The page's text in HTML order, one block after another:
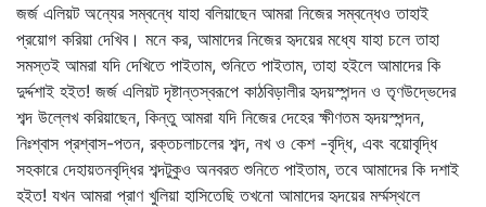
জর্জ এলিয়ট অন্যের সম্বন্ধে যাহা বলিয়াছেন আমরা নিজের সম্বন্ধেও তাহাই
প্রয়োগ করিয়া দেখিব। মনে কর, আমাদের নিজের হৃদয়ের মধ্যে যাহা চলে তাহা
সমস্তই আমরা যদি দেখিতে পাইতাম, শুনিতে পাইতাম, তাহা হইলে আমাদের কি
দুর্দ্দশাই হইত! জর্জ এলিয়ট দৃষ্টান্তস্বরূপে কাঠবিড়ালীর হৃদয়স্পন্দন ও তৃণউদ্ভেদের
শব্দ উল্লেখ করিয়াছেন, কিন্তু আমরা যদি নিজের দেহের ক্ষীণতম হৃদয়স্পন্দন,
নিঃশ্বাস প্রশ্বাস-পতন, রক্তচলাচলের শব্দ, নখ ও কেশ -বৃদ্ধি, এবং বয়োবৃদ্ধি
সহকারে দেহায়তনবৃদ্ধির শব্দটুকুও অনবরত শুনিতে পাইতাম, তবে আমাদের কি দশাই
হইত! যখন আমরা প্রাণ খুলিয়া হাসিতেছি তখনো আমাদের হৃদয়ের মর্ম্মস্থলে